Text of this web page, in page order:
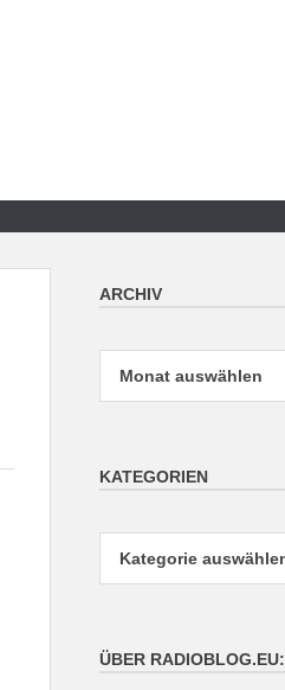
ARCHIV
KATEGORIEN
ÜBER RADIOBLOG.EU: